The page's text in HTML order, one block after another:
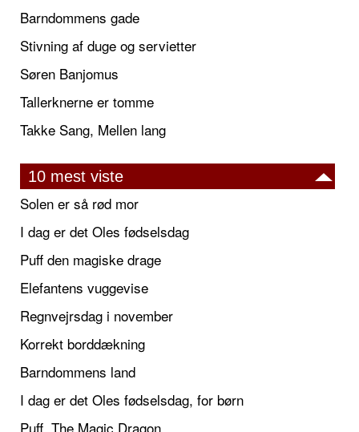
Barndommens gade
Stivning af duge og servietter
Søren Banjomus
Tallerknerne er tomme
Takke Sang, Mellen lang
10 mest viste
Solen er så rød mor
I dag er det Oles fødselsdag
Puff den magiske drage
Elefantens vuggevise
Regnvejrsdag i november
Korrekt borddækning
Barndommens land
I dag er det Oles fødselsdag, for børn
Puff, The Magic Dragon